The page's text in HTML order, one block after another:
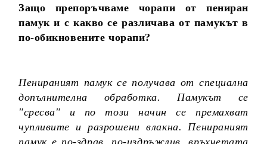
Защо препоръчваме чорапи от пениран
памук и с какво се различава от памукът в
по-обикновените чорапи?
Пенираният памук се получава от специална
допълнителна обработка. Памукът се
"сресва" и по този начин се премахват
чупливите и разрошени влакна. Пенираният
памук е по-здрав, по-издръжлив, връхчетата